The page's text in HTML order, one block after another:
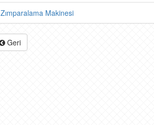
Zımparalama Makinesi
Geri